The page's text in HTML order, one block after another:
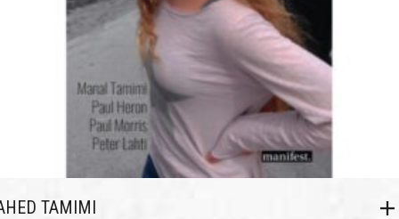
TAMIMI